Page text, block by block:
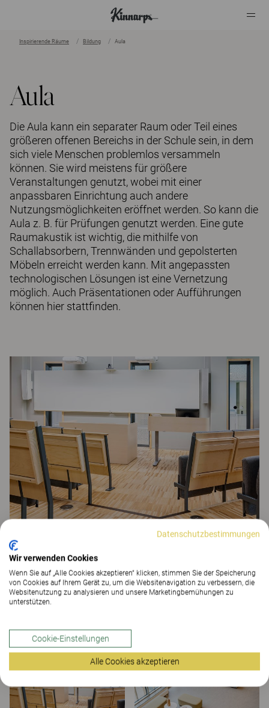
Inspirierende Räume Bildung Aula
Aula
Die Aula kann ein separater Raum oder Teil eines
größeren offenen Bereichs in der Schule sein, in dem
sich viele Menschen problemlos versammeln
können. Sie wird meistens für größere
Veranstaltungen genutzt, wobei mit einer
anpassbaren Einrichtung auch andere
Nutzungsmöglichkeiten eröffnet werden. So kann die
Aula z. B. für Prüfungen genutzt werden. Eine gute
Raumakustik ist wichtig, die mithilfe von
Schallabsorbern, Trennwänden und gepolsterten
Möbeln erreicht werden kann. Mit angepassten
technologischen Lösungen ist eine Vernetzung
möglich. Auch Präsentationen oder Aufführungen
können hier stattfinden.
Weitere Versammlungsräume
anzeigen
Datenschutzbestimmungen
Wir verwenden Cookies
Wenn Sie auf „Alle Cookies akzeptieren“ klicken, stimmen Sie der Speicherung
von Cookies auf Ihrem Gerät zu, um die Websitenavigation zu verbessern, die
Websitenutzung zu analysieren und unsere Marketingbemühungen zu
unterstützen.
Cookie-Einstellungen
Alle Cookies akzeptieren